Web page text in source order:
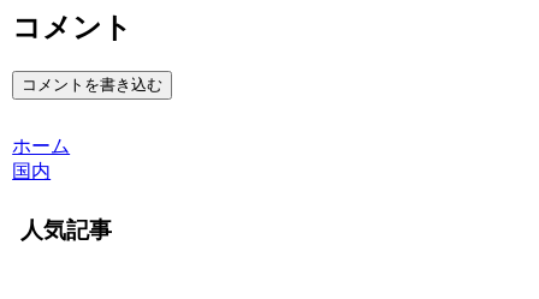
コメント
コメントを書き込む
ホーム
国内
人気記事